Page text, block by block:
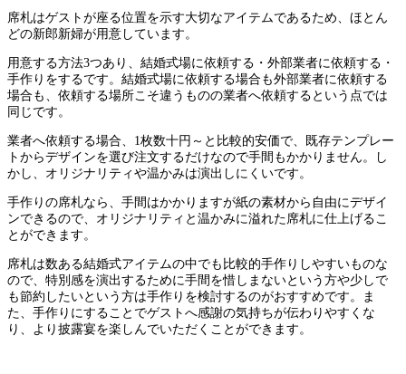
席札はゲストが座る位置を示す大切なアイテムであるため、ほとん
どの新郎新婦が用意しています。
用意する方法3つあり、結婚式場に依頼する・外部業者に依頼する・
手作りをするです。結婚式場に依頼する場合も外部業者に依頼する
場合も、依頼する場所こそ違うものの業者へ依頼するという点では
同じです。
業者へ依頼する場合、1枚数十円～と比較的安価で、既存テンプレー
トからデザインを選び注文するだけなので手間もかかりません。し
かし、オリジナリティや温かみは演出しにくいです。
手作りの席札なら、手間はかかりますが紙の素材から自由にデザイ
ンできるので、オリジナリティと温かみに溢れた席札に仕上げるこ
とができます。
席札は数ある結婚式アイテムの中でも比較的手作りしやすいものな
ので、特別感を演出するために手間を惜しまないという方や少しで
も節約したいという方は手作りを検討するのがおすすめです。ま
た、手作りにすることでゲストへ感謝の気持ちが伝わりやすくな
り、より披露宴を楽しんでいただくことができます。